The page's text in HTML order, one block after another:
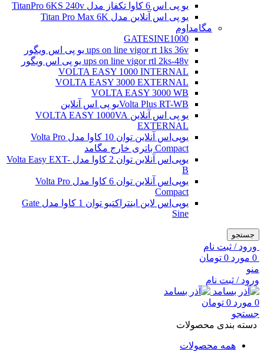
یو پی اس 6 کاوا تکفاز مدل TitanPro 6KS 240v
یو پی اس آنلاین مدل Titan Pro Max 6K
مگامداوم
GATESINE1000
ups on line vigor rt 1ks 36v یو پی اس ویگور
ups on line vigor rtl 2ks-48v یو پی اس ویگور
VOLTA EASY 1000 INTERNAL
VOLTA EASY 3000 EXTERNAL
VOLTA EASY 3000 WB
Volta Plus RT-WBیو پی اس آنلاین
یو پی اس آنلاین VOLTA EASY 1000VA
EXTERNAL
یو‌پی‌اس آنلاین توان 10 کاوا مدل Volta Pro
Compact باتری خارج مگامد
یو‌پی‌اس آنلاین توان 2 کاوا مدل Volta Easy EXT-
B
یو‌پی‌اس آنلاین توان 6 کاوا مدل Volta Pro
Compact
یو‌پی‌اس لاین اینتراکتیو توان 1 کاوا مدل Gate
Sine
جستجو
ورود / ثبت نام
0 مورد 0 تومان
منو
ورود / ثبت نام
0 مورد 0 تومان
جستجو
دسته بندی محصولات
همه محصولات